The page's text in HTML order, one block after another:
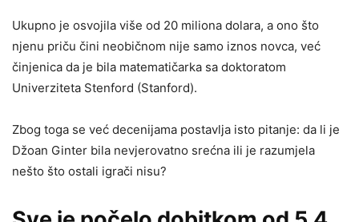
Ukupno je osvojila više od 20 miliona dolara, a ono što
njenu priču čini neobičnom nije samo iznos novca, već
činjenica da je bila matematičarka sa doktoratom
Univerziteta Stenford (Stanford).
Zbog toga se već decenijama postavlja isto pitanje: da li je
Džoan Ginter bila nevjerovatno srećna ili je razumjela
nešto što ostali igrači nisu?